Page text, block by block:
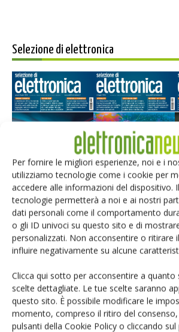
Per fornire le migliori esperienze, noi e i
utilizziamo tecnologie come i cookie per
accedere alle informazioni del dispositivo.
tecnologie permetterà a noi e ai nostri
dati personali come il comportamento
o gli ID univoci su questo sito e di
personalizzati. Non acconsentire o ritirare
influire negativamente su alcune
Clicca qui sotto per acconsentire a quanto
scelte dettagliate. Le tue scelte saranno
questo sito. È possibile modificare le
momento, compreso il ritiro del
pulsanti della Cookie Policy o cliccando
Selezione di elettronica
Edicola web
PCB Magazine